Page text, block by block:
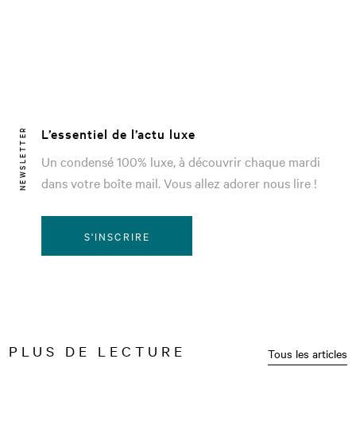
NEWSLETTER
L’essentiel de l’actu luxe
Un condensé 100% luxe, à découvrir chaque mardi
dans votre boîte mail. Vous allez adorer nous lire !
S'INSCRIRE
PLUS DE LECTURE Tous les articles